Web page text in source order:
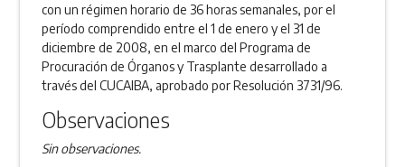
con un régimen horario de 36 horas semanales, por el
período comprendido entre el 1 de enero y el 31 de
diciembre de 2008, en el marco del Programa de
Procuración de Órganos y Trasplante desarrollado a
través del CUCAIBA, aprobado por Resolución 3731/96.
Observaciones
Sin observaciones.